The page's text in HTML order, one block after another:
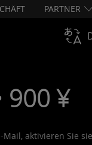
PARTNER
900 ¥
aktivieren Sie